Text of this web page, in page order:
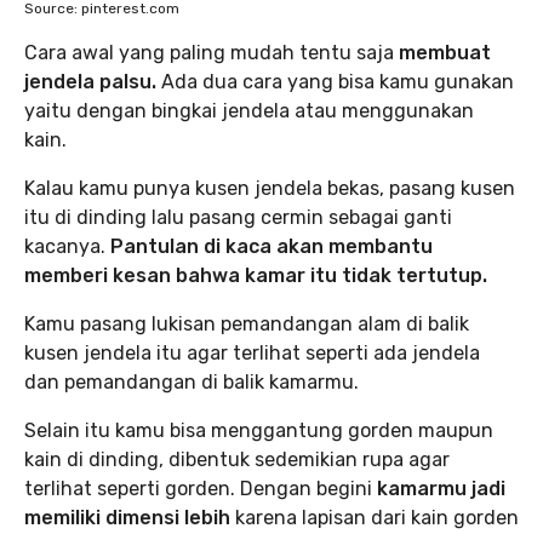
Source: pinterest.com
Cara awal yang paling mudah tentu saja membuat
jendela palsu. Ada dua cara yang bisa kamu gunakan
yaitu dengan bingkai jendela atau menggunakan
kain.
Kalau kamu punya kusen jendela bekas, pasang kusen
itu di dinding lalu pasang cermin sebagai ganti
kacanya. Pantulan di kaca akan membantu
memberi kesan bahwa kamar itu tidak tertutup.
Kamu pasang lukisan pemandangan alam di balik
kusen jendela itu agar terlihat seperti ada jendela
dan pemandangan di balik kamarmu.
Selain itu kamu bisa menggantung gorden maupun
kain di dinding, dibentuk sedemikian rupa agar
terlihat seperti gorden. Dengan begini kamarmu jadi
memiliki dimensi lebih karena lapisan dari kain gorden